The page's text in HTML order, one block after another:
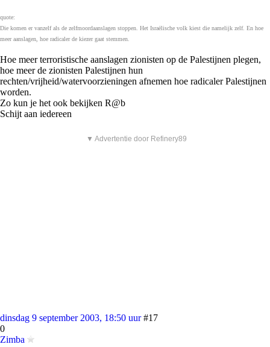
quote:
Die komen er vanzelf als de zelfmoordaanslagen stoppen. Het Israëlische volk kiest die namelijk zelf. En hoe
meer aanslagen, hoe radicaler de kiezer gaat stemmen.
Hoe meer terroristische aanslagen zionisten op de Palestijnen plegen,
hoe meer de zionisten Palestijnen hun
rechten/vrijheid/watervoorzieningen afnemen hoe radicaler Palestijnen
worden.
Zo kun je het ook bekijken R@b
Schijt aan iedereen
▼ Advertentie door Refinery89
dinsdag 9 september 2003, 18:50 uur #17
0
Zimba